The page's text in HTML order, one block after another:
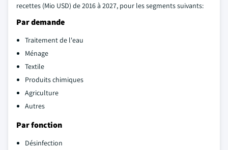
recettes (Mio USD) de 2016 à 2027, pour les segments suivants:
Par demande
Traitement de l'eau
Ménage
Textile
Produits chimiques
Agriculture
Autres
Par fonction
Désinfection